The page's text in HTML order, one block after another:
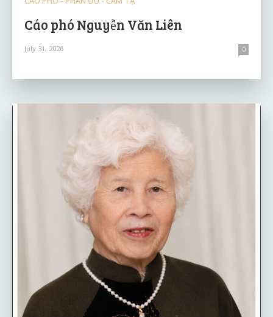
Cáo phó Nguyễn Văn Liên
July 31, 2026 0